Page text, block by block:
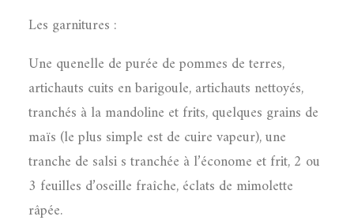
Les garnitures :
Une quenelle de purée de pommes de terres,
artichauts cuits en barigoule, artichauts nettoyés,
tranchés à la mandoline et frits, quelques grains de
maïs (le plus simple est de cuire vapeur), une
tranche de salsi s tranchée à l’économe et frit, 2 ou
3 feuilles d’oseille fraîche, éclats de mimolette
râpée.